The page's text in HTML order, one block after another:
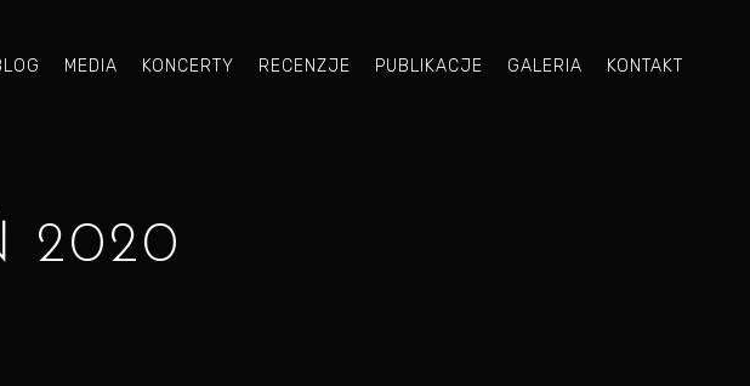
MEDIA KONCERTY RECENZJE PUBLIKACJE GALERIA KONTAKT
2020